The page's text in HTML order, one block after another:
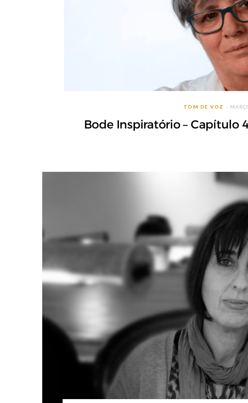
TOM DE VOZ
Bode Inspiratório – Capítulo